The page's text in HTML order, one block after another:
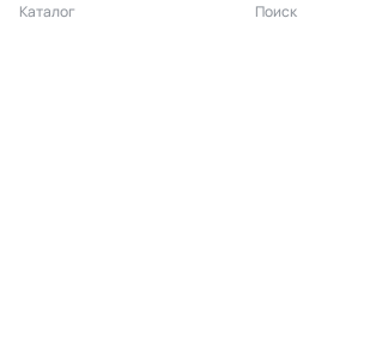
Каталог Поиск
Подпишитесь на нашу рассылку